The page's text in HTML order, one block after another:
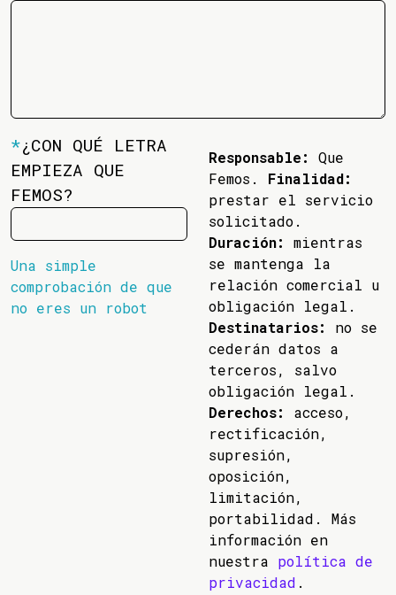
*¿CON QUÉ LETRA
EMPIEZA QUE
FEMOS?
Una simple
comprobación de que
no eres un robot
Responsable:
Que
Femos. Finalidad:
prestar el servicio
solicitado.
Duración:
mientras
se mantenga la
relación comercial u
obligación legal.
Destinatarios:
no se
cederán datos a
terceros, salvo
obligación legal.
Derechos:
acceso,
rectificación,
supresión,
oposición,
limitación,
portabilidad. Más
información en
nuestra política de
privacidad .